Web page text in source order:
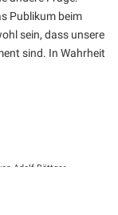
Publikum beim
sein, dass unsere
sind. In Wahrheit
Adolf Böttger.